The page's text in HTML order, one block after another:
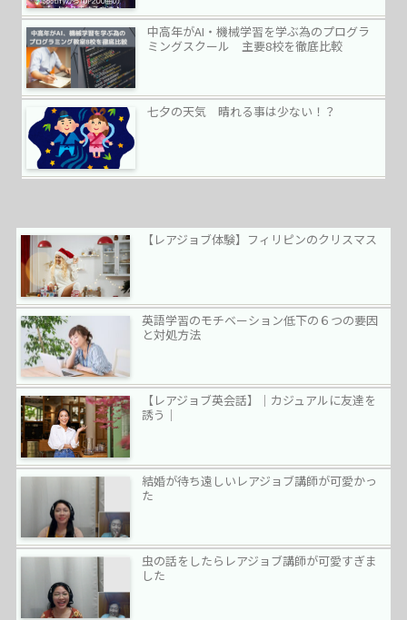
中高年がAI・機械学習を学ぶ為のプログラ
ミングスクール 主要8校を徹底比較
七夕の天気 晴れる事は少ない！？
【レアジョブ体験】フィリピンのクリスマス
英語学習のモチベーション低下の６つの要因
と対処方法
【レアジョブ英会話】｜カジュアルに友達を
誘う｜
結婚が待ち遠しいレアジョブ講師が可愛かっ
た
虫の話をしたらレアジョブ講師が可愛すぎま
した